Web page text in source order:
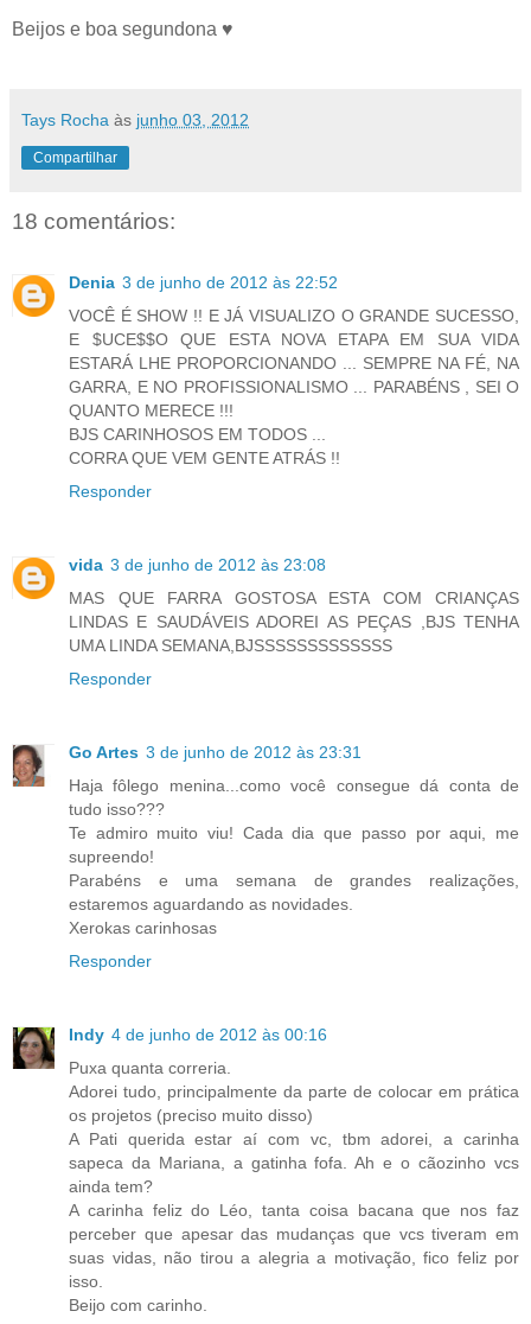
Beijos e boa segundona ♥
Tays Rocha às junho 03, 2012
Compartilhar
18 comentários:
Denia 3 de junho de 2012 às 22:52
VOCÊ É SHOW !! E JÁ VISUALIZO O GRANDE SUCESSO,
E $UCE$$O QUE ESTA NOVA ETAPA EM SUA VIDA
ESTARÁ LHE PROPORCIONANDO ... SEMPRE NA FÉ, NA
GARRA, E NO PROFISSIONALISMO ... PARABÉNS , SEI O
QUANTO MERECE !!!
BJS CARINHOSOS EM TODOS ...
CORRA QUE VEM GENTE ATRÁS !!
Responder
vida 3 de junho de 2012 às 23:08
MAS QUE FARRA GOSTOSA ESTA COM CRIANÇAS
LINDAS E SAUDÁVEIS ADOREI AS PEÇAS ,BJS TENHA
UMA LINDA SEMANA,BJSSSSSSSSSSSSS
Responder
Go Artes 3 de junho de 2012 às 23:31
Haja fôlego menina...como você consegue dá conta de
tudo isso???
Te admiro muito viu! Cada dia que passo por aqui, me
supreendo!
Parabéns e uma semana de grandes realizações,
estaremos aguardando as novidades.
Xerokas carinhosas
Responder
Indy 4 de junho de 2012 às 00:16
Puxa quanta correria.
Adorei tudo, principalmente da parte de colocar em prática
os projetos (preciso muito disso)
A Pati querida estar aí com vc, tbm adorei, a carinha
sapeca da Mariana, a gatinha fofa. Ah e o cãozinho vcs
ainda tem?
A carinha feliz do Léo, tanta coisa bacana que nos faz
perceber que apesar das mudanças que vcs tiveram em
suas vidas, não tirou a alegria a motivação, fico feliz por
isso.
Beijo com carinho.